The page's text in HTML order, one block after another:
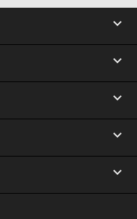




